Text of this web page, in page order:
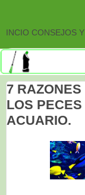
7
LOS
ACUARIO.